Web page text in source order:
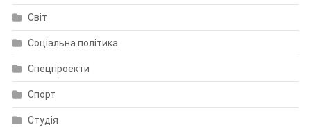
Світ
Соціальна політика
Спецпроекти
Спорт
Студія